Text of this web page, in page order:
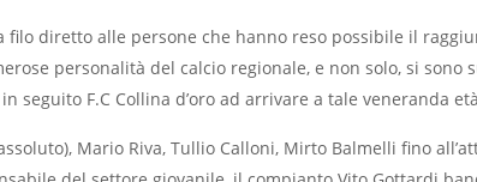
filo diretto alle persone che hanno reso possibile il
personalità del calcio regionale, e non solo, si sono
seguito F.C Collina d’oro ad arrivare a tale veneranda
Mario Riva, Tullio Calloni, Mirto Balmelli fino